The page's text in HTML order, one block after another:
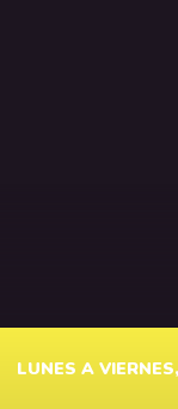
LUNES A